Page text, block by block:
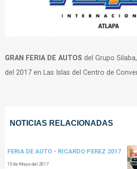
GRAN FERIA DE AUTOS del Grupo
del 2017 en Las Islas del Centro de
NOTICIAS RELACIONADAS
FERIA DE AUTO - RICARDO PEREZ 2017
15 de Mayo del 2017